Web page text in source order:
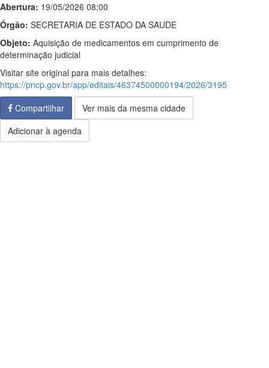
Abertura: 19/05/2026 08:00
Órgão: SECRETARIA DE ESTADO DA SAUDE
Objeto: Aquisição de medicamentos em cumprimento de
determinação judicial
Visitar site original para mais detalhes:
https://pncp.gov.br/app/editais/46374500000194/2026/3195
Compartilhar
Ver mais da mesma cidade
Adicionar à agenda